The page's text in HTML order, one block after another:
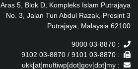
Aras 5, Blok D, Kompleks Islam Putrajaya
No. 3, Jalan Tun Abdul Razak, Presint 3
62100 Putrajaya, Malaysia.
: 03-8870 9000
: 03-8870 9101 / 03-8870 9102
: ukk[at]muftiwp[dot]gov[dot]my